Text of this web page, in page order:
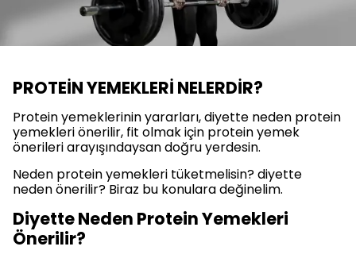
PROTEİN YEMEKLERİ NELERDİR?
Protein yemeklerinin yararları, diyette neden protein
yemekleri önerilir, fit olmak için protein yemek
önerileri arayışındaysan doğru yerdesin.
Neden protein yemekleri tüketmelisin? diyette
neden önerilir? Biraz bu konulara değinelim.
Diyette Neden Protein Yemekleri
Önerilir?